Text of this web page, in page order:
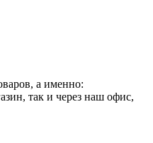
а именно:
так и через наш офис,